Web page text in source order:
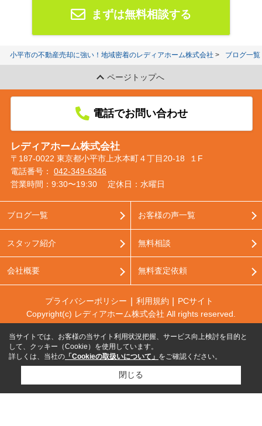
まずは無料相談する
小平市の不動産売却に強い！地域密着のレディアホーム株式会社 ブログ一覧
ページトップへ
電話でお問い合わせ
レディアホーム株式会社
〒187-0022 東京都小平市上水本町４丁目20-18 １F
電話番号： 042-349-6346
営業時間：9:30〜19:30
定休日：水曜日
ブログ一覧
スタッフ紹介
会社概要
お客様の声一覧
無料相談
無料査定依頼
プライバシーポリシー 利用規約
PCサイト
Copyright(c) レディアホーム株式会社 All rights reserved.
当サイトでは、お客様の当サイト利用状況把握、サービス向上検討を目的と
して、クッキー（Cookie）を使用しています。
詳しくは、当社の 「Cookieの取扱いについて」 をご確認ください。
閉じる